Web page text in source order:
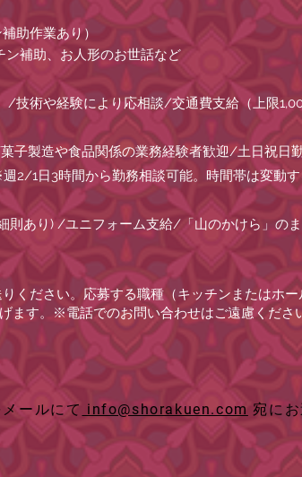
助作業あり）
補助、お人形のお世話など
術や経験により応相談/交通費支給（上限
子製造や食品関係の業務経験者歓迎/土日祝日
2/1日3時間から勤務相談可能。時間帯は変動す
あり) /ユニフォーム支給/「山のかけら」の
ください。応募する職種（キッチンまたはホ
ます。※電話でのお問い合わせはご遠慮くださ
ールにて info@shorakuen.com 宛にお